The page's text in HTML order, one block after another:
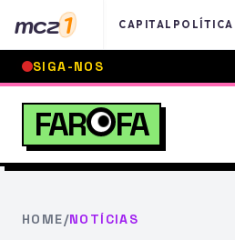
mcz1 CAPITAL POLÍTICA
SIGA-NOS
FAR FA
HOME/NOTÍCIAS